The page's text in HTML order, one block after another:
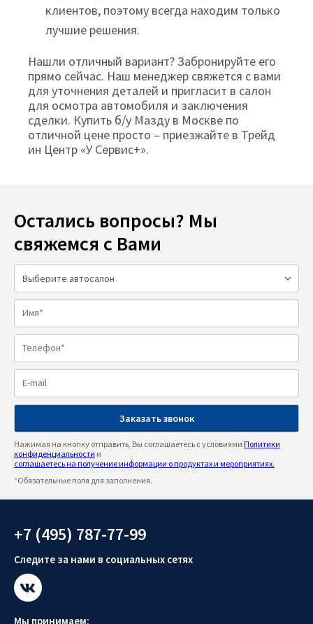
клиентов, поэтому всегда находим только
лучшие решения.
Нашли отличный вариант? Забронируйте его
прямо сейчас. Наш менеджер свяжется с вами
для уточнения деталей и пригласит в салон
для осмотра автомобиля и заключения
сделки. Купить б/у Мазду в Москве по
отличной цене просто – приезжайте в Трейд
ин Центр «У Сервис+».
Остались вопросы? Мы
свяжемся с Вами
Нажимая на кнопку отправить, Вы соглашаетесь с условиями Политики
конфиденциальности и
соглашаетесь на получение информации о продуктах и мероприятиях.
*Обязательные поля для заполнения.
+7 (495) 787-77-99
Следите за нами в социальных сетях
Мы принимаем: